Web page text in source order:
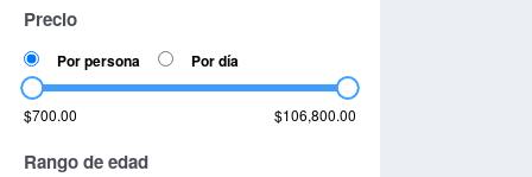
Precio
Por persona Por día
$700.00 $106,800.00
Rango de edad